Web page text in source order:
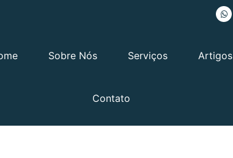
Sobre Nós Serviços Artigos
Contato